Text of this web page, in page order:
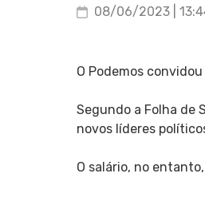
08/06/2023 |
O Podemos
Segundo a Folha de
novos líderes
O salário, no